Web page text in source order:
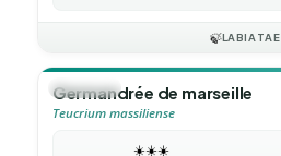
🍃LABIATAE
🪴VIVACE
Germandrée de marseille
Teucrium massiliense
☀️☀️☀️